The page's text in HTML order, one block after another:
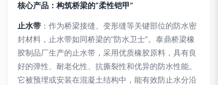
核心产品：构筑桥梁的“柔性铠甲”
止水带 ：作为桥梁接缝、变形缝等关键部位的防水密
封材料，止水带如同桥梁的“防水卫士”。泰鼎桥梁橡
胶制品厂生产的止水带，采用优质橡胶原料，具有良
好的弹性、耐老化性、抗撕裂性和优异的防水性能。
它被预埋或安装在混凝土结构中，能有效防止水分沿